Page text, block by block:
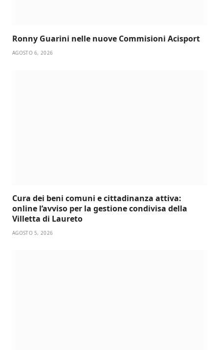
Ronny Guarini nelle nuove Commisioni Acisport
AGOSTO 6, 2026
Cura dei beni comuni e cittadinanza attiva:
online l’avviso per la gestione condivisa della
Villetta di Laureto
AGOSTO 5, 2026